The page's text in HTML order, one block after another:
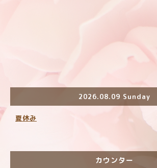
2026.08.09 Sunday
夏休み
カウンター